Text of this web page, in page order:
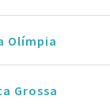
Olímpia
Grossa